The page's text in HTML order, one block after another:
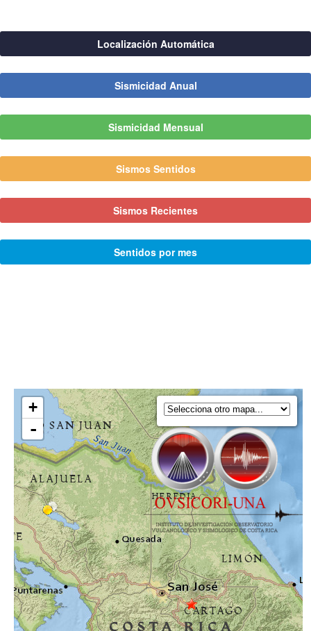
Localización Automática
Sismicidad Anual
Sismicidad Mensual
Sismos Sentidos
Sismos Recientes
Sentidos por mes